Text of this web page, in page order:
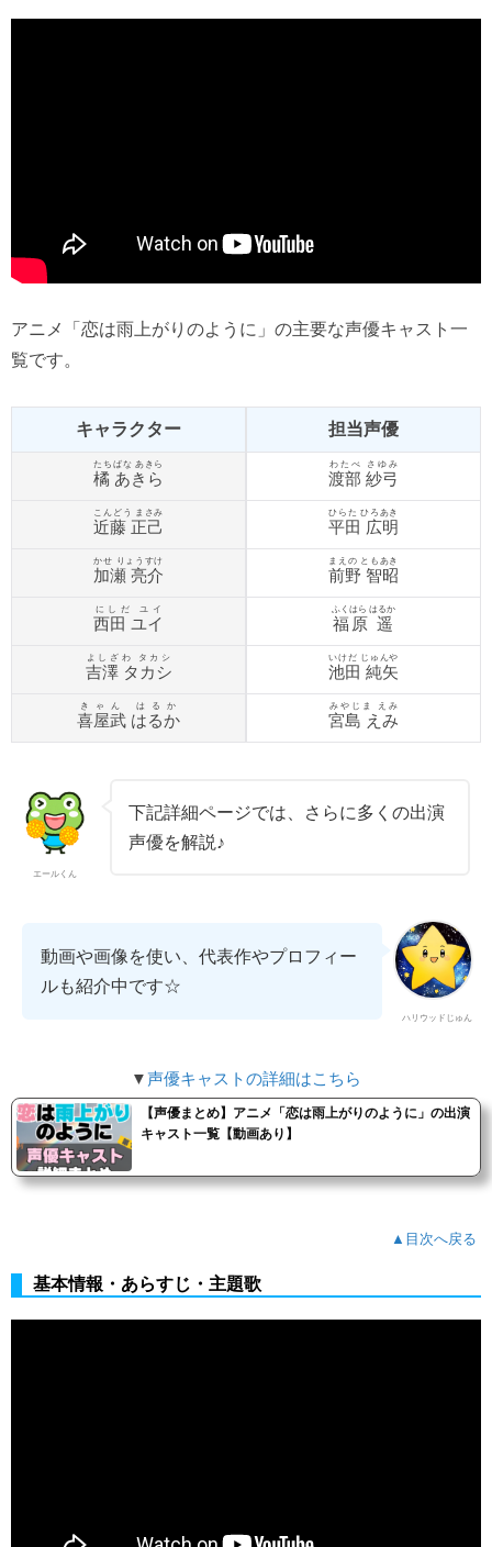
アニメ「恋は雨上がりのように」の主要な声優キャスト一
覧です。
キャラクター 担当声優
橘 あきら
たちばな あきら
渡部 紗弓
わたべ さゆみ
近藤 正己
こんどう まさみ
平田 広明
ひらた ひろあき
加瀬 亮介
かせ りょうすけ
前野 智昭
まえの ともあき
西田 ユイ
にしだ ユイ
福原 遥
ふくはら はるか
吉澤 タカシ
よしざわ タカシ
池田 純矢
いけだ じゅんや
喜屋武 はるか
きゃん はるか
宮島 えみ
みやじま えみ
エールくん
下記詳細ページでは、さらに多くの出演
声優を解説♪
ハリウッドじゅん
動画や画像を使い、代表作やプロフィー
ルも紹介中です☆
▼声優キャストの詳細はこちら
【声優まとめ】アニメ「恋は雨上がりのように」の出演
キャスト一覧【動画あり】
▲目次へ戻る
基本情報・あらすじ・主題歌